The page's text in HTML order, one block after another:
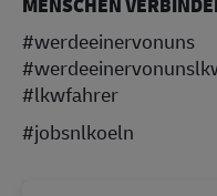
MENSCHEN
#werdeeinervonuns
#lkwfahrer
#jobsnlkoeln